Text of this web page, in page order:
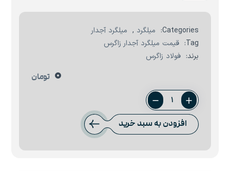
Categories: میلگرد , میلگرد آجدار
Tag:
قیمت میلگرد آجدار زاگرس
برند: فولاد زاگرس
0 تومان
میلگرد
25
صبا
افزودن به سبد خرید